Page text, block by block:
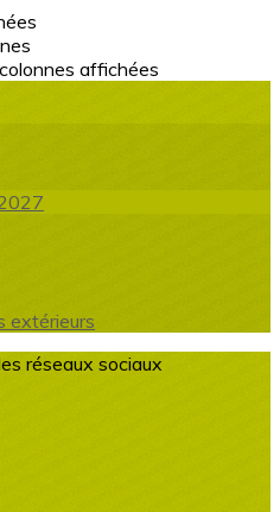
affichées
extérieurs
réseaux sociaux